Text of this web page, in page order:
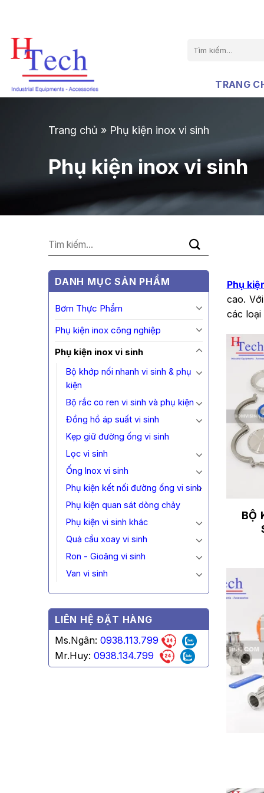
nội
dung
kiếm:
TRANG
Trang chủ » Phụ kiện inox vi sinh
Phụ kiện inox vi sinh
Tìm
DANH MỤC SẢN PHẨM
Bơm Thực Phẩm
Phụ kiện inox công nghiệp
Phụ kiện inox vi sinh
Bộ khớp nối nhanh vi sinh & phụ
kiện
Bộ rắc co ren vi sinh và phụ kiện
Đồng hồ áp suất vi sinh
Kẹp giữ đường ống vi sinh
Lọc vi sinh
Ống Inox vi sinh
Phụ kiện kết nối đường ống vi sinh
Phụ kiện quan sát dòng chảy
Phụ kiện vi sinh khác
Quả cầu xoay vi sinh
Ron - Gioăng vi sinh
Van vi sinh
LIÊN HỆ ĐẶT HÀNG
Ms.Ngân: 0938.113.799
Mr.Huy: 0938.134.799
Phụ
cao.
các loại
BỘ